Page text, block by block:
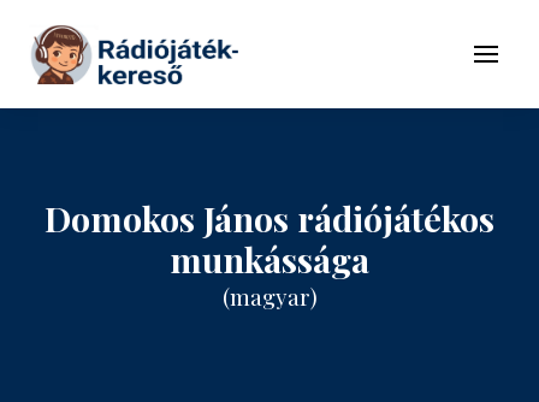
Tovább a tartalomhoz
Menü
Domokos János rádiójátékos
munkássága
(magyar)